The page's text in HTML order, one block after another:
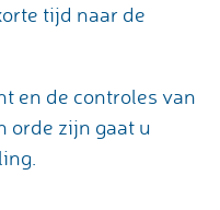
tijd naar de
en de controles van
orde zijn gaat u